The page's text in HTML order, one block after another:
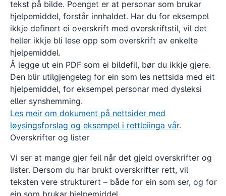
tekst på bilde. Poenget er at personar som brukar
hjelpemiddel, forstår innhaldet. Har du for eksempel
ikkje definert ei overskrift med overskriftstil, vil det
heller ikkje bli lese opp som overskrift av enkelte
hjelpemiddel.
Å legge ut ein PDF som ei bildefil, bør du ikkje gjere.
Den blir utilgjengeleg for ein som les nettsida med eit
hjelpemiddel, for eksempel personar med dysleksi
eller synshemming.
Les meir om dokument på nettsider med
løysingsforslag og eksempel i rettleiinga vår.
Overskrifter og lister
Vi ser at mange gjer feil når det gjeld overskrifter og
lister. Dersom du har brukt overskrifter rett, vil
teksten vere strukturert – både for ein som ser, og for
ein som brukar hjelpemiddel.